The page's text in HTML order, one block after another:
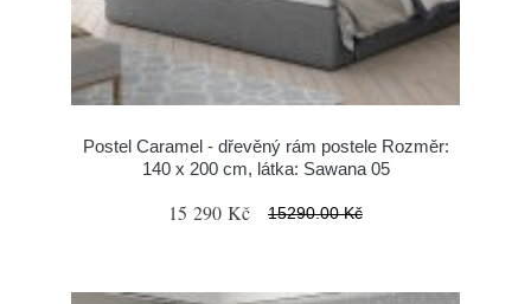
Postel Caramel - dřevěný rám postele Rozměr:
140 x 200 cm, látka: Sawana 05
15 290 Kč 15290.00 Kč